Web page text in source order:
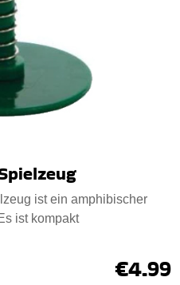
ist ein amphibischer
ist kompakt
€4.99